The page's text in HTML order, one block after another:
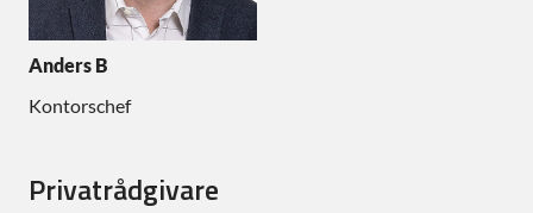
Anders B
Kontorschef
Privatrådgivare